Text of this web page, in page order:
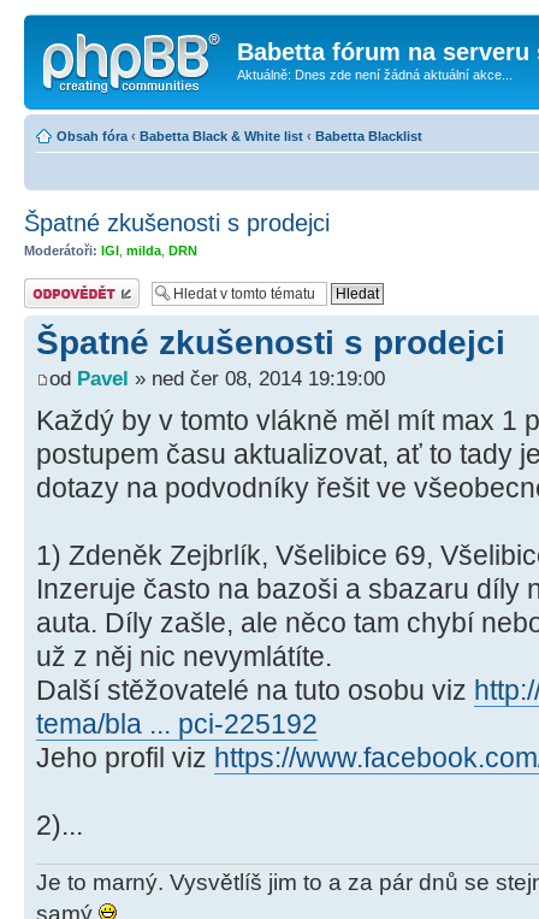
Babetta fórum na serveru
Aktuálně: Dnes zde není žádná aktuální akce...
Obsah fóra ‹ Babetta Black & White list ‹ Babetta Blacklist
Špatné zkušenosti s prodejci
Moderátoři: IGI milda DRN
Odeslat odpověď
Špatné zkušenosti s prodejci
od Pavel » ned čer 08, 2014 19:19:00
Každý by v tomto vlákně měl mít max 1
postupem času aktualizovat, ať to tady
dotazy na podvodníky řešit ve
1) Zdeněk Zejbrlík, Všelibice 69,
Inzeruje často na bazoši a sbazaru díly
auta. Díly zašle, ale něco tam chybí
už z něj nic nevymlátíte.
Další stěžovatelé na tuto osobu viz
tema/bla ... pci-225192
Jeho profil viz https://
2)...
Je to marný. Vysvětlíš jim to a za pár dnů se
samý